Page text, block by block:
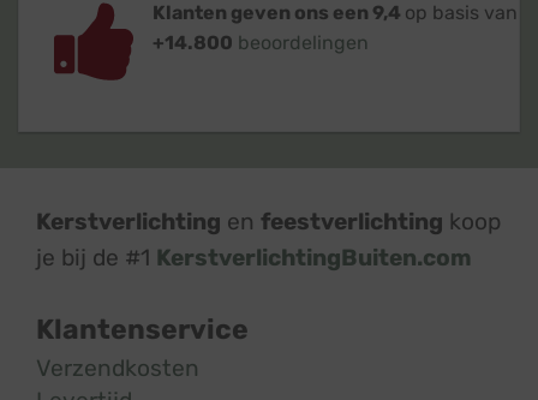
Klanten geven ons een 9,4 op basis van
+14.800 beoordelingen
Kerstverlichting en feestverlichting koop
je bij de #1 KerstverlichtingBuiten.com
Klantenservice
Verzendkosten